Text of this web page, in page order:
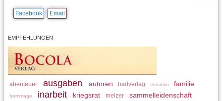
Facebook Email
EMPFEHLUNGEN
abenteuer ausgaben autoren badverlag elastolin familie
hommage inarbeit kriegsrat melzer sammelleidenschaft